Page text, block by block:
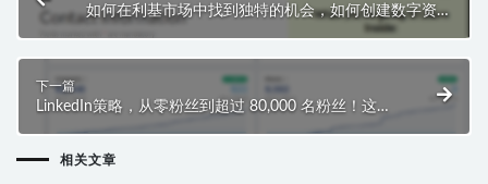
如何在利基市场中找到独特的机会，如何创建数字资产
的背后蓝图！
下一篇
LinkedIn策略，从零粉丝到超过 80,000 名粉丝！这策
相关文章